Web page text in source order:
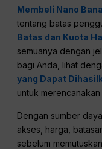
Membeli Nano
tentang batas
Batas dan Kuota
semuanya dengan
bagi Anda, lihat
yang Dapat
untuk
Dengan sumber
akses, harga,
sebelum